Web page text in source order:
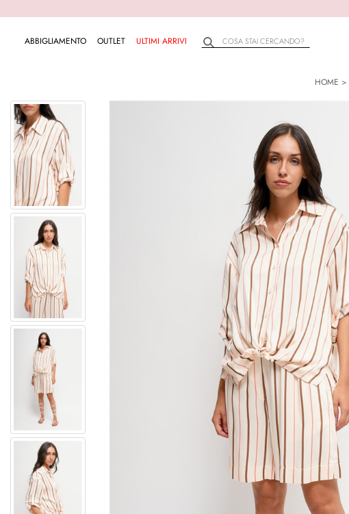
ABBIGLIAMENTO OUTLET ULTIMI ARRIVI
HOME >